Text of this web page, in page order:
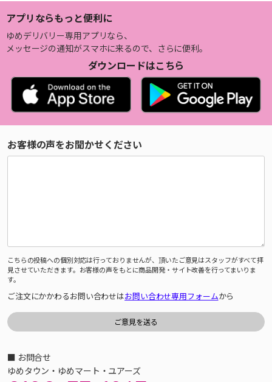
アプリならもっと便利に
ゆめデリバリー専用アプリなら、
メッセージの通知がスマホに来るので、さらに便利。
ダウンロードはこちら
お客様の声をお聞かせください
こちらの投稿への個別対応は行っておりませんが、頂いたご意見はスタッフがすべて拝
見させていただきます。お客様の声をもとに商品開発・サイト改善を行ってまいりま
す。
ご注文にかかわるお問い合わせはお問い合わせ専用フォームから
■ お問合せ
ゆめタウン・ゆめマート・ユアーズ